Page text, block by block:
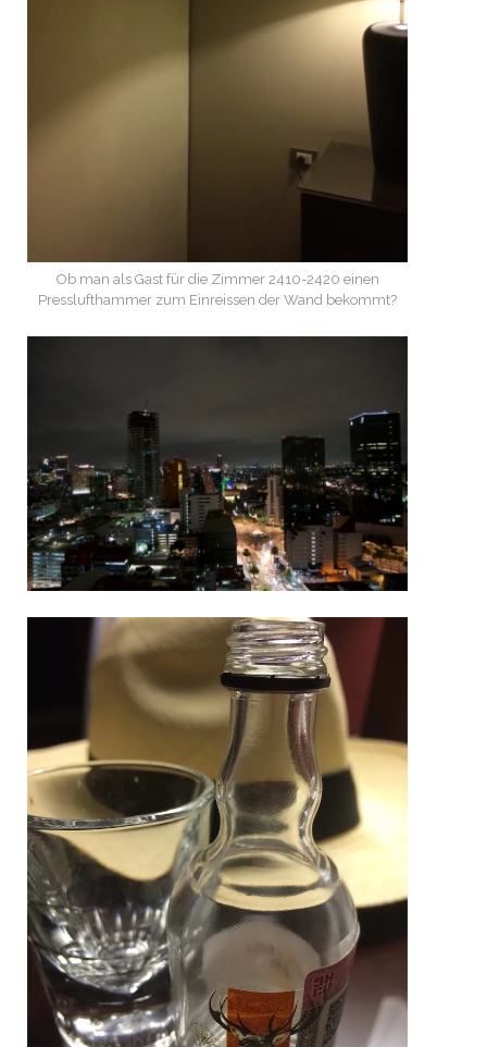
Ob man als Gast für die Zimmer 2410-2420 einen
Presslufthammer zum Einreissen der Wand bekommt?